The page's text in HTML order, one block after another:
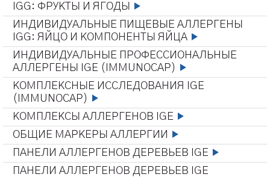
IGG: ФРУКТЫ И ЯГОДЫ
ИНДИВИДУАЛЬНЫЕ ПИЩЕВЫЕ АЛЛЕРГЕНЫ
IGG: ЯЙЦО И КОМПОНЕНТЫ ЯЙЦА
ИНДИВИДУАЛЬНЫЕ ПРОФЕССИОНАЛЬНЫЕ
АЛЛЕРГЕНЫ IGE (IMMUNOCAP)
КОМПЛЕКСНЫЕ ИССЛЕДОВАНИЯ IGE
(IMMUNOCAP)
КОМПЛЕКСЫ АЛЛЕРГЕНОВ IGE
ОБЩИЕ МАРКЕРЫ АЛЛЕРГИИ
ПАНЕЛИ АЛЛЕРГЕНОВ ДЕРЕВЬЕВ IGE
ПАНЕЛИ АЛЛЕРГЕНОВ ДЕРЕВЬЕВ IGE